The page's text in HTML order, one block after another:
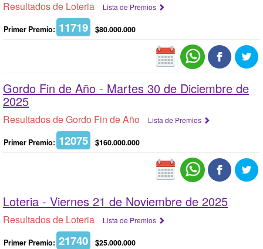
Resultados de Loteria Lista de Premios
Primer Premio: 11719 $80.000.000
Gordo Fin de Año - Martes 30 de Diciembre de
2025
Resultados de Gordo Fin de Año Lista de Premios
Primer Premio: 12075 $160.000.000
Loteria - Viernes 21 de Noviembre de 2025
Resultados de Loteria Lista de Premios
Primer Premio: 21740 $25.000.000